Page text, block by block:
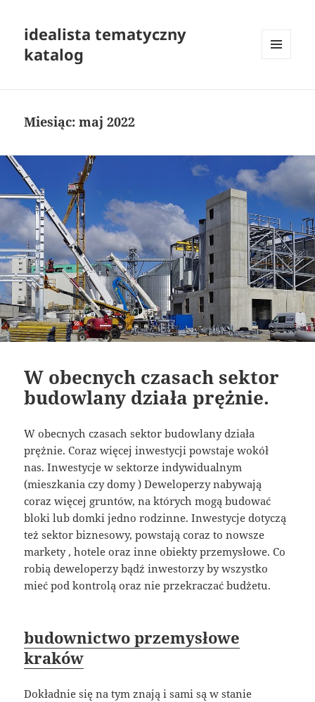
idealista tematyczny
katalog
Miesiąc:maj 2022
W obecnych czasach sektor
budowlany działa prężnie.
W obecnych czasach sektor budowlany działa
prężnie. Coraz więcej inwestycji powstaje wokół
nas. Inwestycje w sektorze indywidualnym
(mieszkania czy domy ) Deweloperzy nabywają
coraz więcej gruntów, na których mogą budować
bloki lub domki jedno rodzinne. Inwestycje dotyczą
też sektor biznesowy, powstają coraz to nowsze
markety , hotele oraz inne obiekty przemysłowe. Co
robią deweloperzy bądź inwestorzy by wszystko
mieć pod kontrolą oraz nie przekraczać budżetu.
budownictwo przemysłowe
kraków
Dokładnie się na tym znają i sami są w stanie